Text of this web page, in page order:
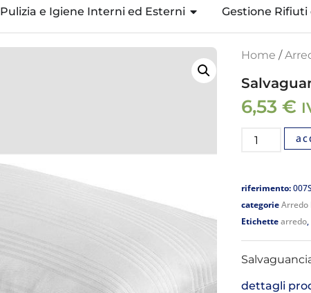
Pulizia e Igiene Interni ed Esterni Gestione Rifiuti
Home /
6,53 €
riferimento:
categorie
Etichettearredo,
dettagli